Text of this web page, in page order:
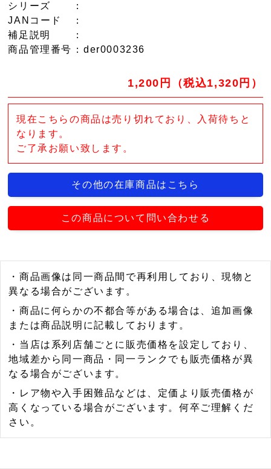
シリーズ
：
JANコード
：
補足説明
：
商品管理番号 ：der0003236
1,200円（税込1,320円）
現在こちらの商品は売り切れており、入荷待ちと
なります。
ご了承お願い致します。
その他の在庫商品はこちら
この商品について問い合わせる
・商品画像は同一商品間で再利用しており、現物と
異なる場合がございます。
・商品に何らかの不都合等がある場合は、追加画像
または商品説明に記載しております。
・当店は系列店舗ごとに販売価格を設定しており、
地域差から同一商品・同一ランクでも販売価格が異
なる場合がございます。
・レア物や入手困難品などは、定価より販売価格が
高くなっている場合がございます。何卒ご理解くだ
さい。